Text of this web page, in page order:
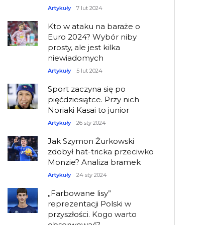
Artykuły 7 lut 2024
Kto w ataku na baraże o
Euro 2024? Wybór niby
prosty, ale jest kilka
niewiadomych
Artykuły 5 lut 2024
Sport zaczyna się po
pięćdziesiątce. Przy nich
Noriaki Kasai to junior
Artykuły 26 sty 2024
Jak Szymon Żurkowski
zdobył hat-tricka przeciwko
Monzie? Analiza bramek
Artykuły 24 sty 2024
„Farbowane lisy”
reprezentacji Polski w
przyszłości. Kogo warto